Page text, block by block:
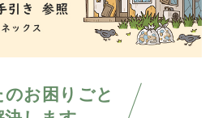
お困りごと